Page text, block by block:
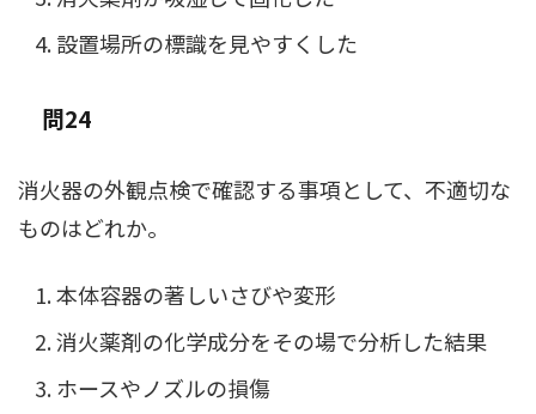
設置場所の標識を見やすくした
問24
消火器の外観点検で確認する事項として、不適切な
ものはどれか。
本体容器の著しいさびや変形
消火薬剤の化学成分をその場で分析した結果
ホースやノズルの損傷